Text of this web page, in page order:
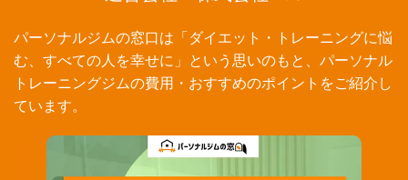
パーソナルジムの窓口は「ダイエット・トレーニングに悩
む、すべての人を幸せに」という思いのもと、パーソナル
トレーニングジムの費用・おすすめのポイントをご紹介し
ています。